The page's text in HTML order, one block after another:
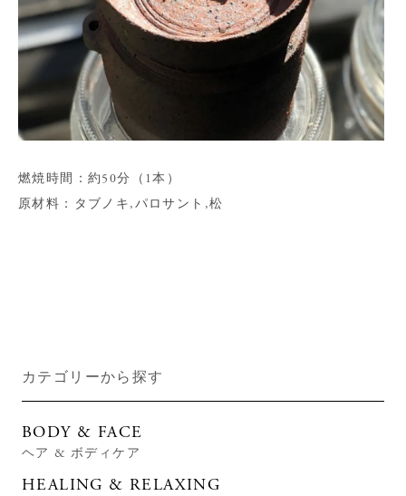
燃焼時間：約50分（1本）
原材料：タブノキ,パロサント,松
カテゴリーから探す
BODY & FACE
ヘア & ボディケア
HEALING & RELAXING